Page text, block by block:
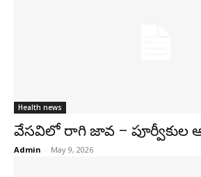
Health news
వేసవిలో రాగి జావ – పూర్వీకుల
Admin - May 9, 2026